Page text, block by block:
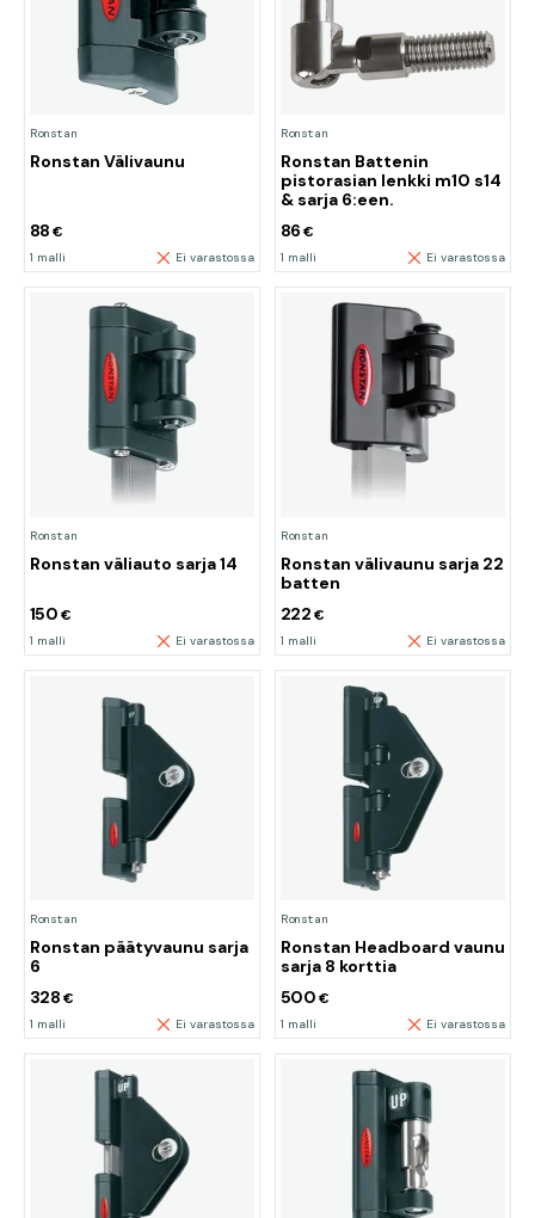
Ronstan
Ronstan Välivaunu
88€
1 malli Ei varastossa
Ronstan
Ronstan Battenin
pistorasian lenkki m10 s14
& sarja 6:een.
86€
1 malli Ei varastossa
Ronstan
Ronstan väliauto sarja 14
150 €
1 malli Ei varastossa
Ronstan
Ronstan välivaunu sarja 22
batten
222 €
1 malli Ei varastossa
Ronstan
Ronstan päätyvaunu sarja
6
328 €
1 malli Ei varastossa
Ronstan
Ronstan Headboard vaunu
sarja 8 korttia
500 €
1 malli Ei varastossa